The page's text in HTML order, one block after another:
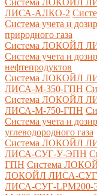
ЛИСА-АЛКО-2
Система учета и
природного газа
Система ЛОКОЙЛ
Система учета и
нефтепродуктов
Система ЛОКОЙЛ
ЛИСА-М-350-ГПН
Система ЛОКОЙЛ
ЛИСА-М-750-ГПН
Система учета и
углеводородного газа
Система ЛОКОЙЛ
ЛИСА-СУГ-У-ЭПН
ГПН Система
ЛОКОЙЛ ЛИСА-СУГ-
ЛИСА-СУГ-